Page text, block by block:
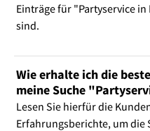
Einträge für "Partyservice
sind.
Wie erhalte ich die
meine Suche
Lesen Sie hierfür die
Erfahrungsberichte, um die